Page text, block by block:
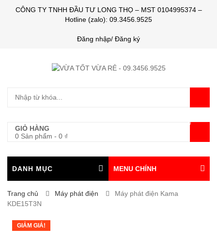
CÔNG TY TNHH ĐẦU TƯ LONG THỌ – MST 0104995374 –
Hotline (zalo): 09.3456.9525
Đăng nhập/ Đăng ký
GIỎ HÀNG
0 Sản phẩm - 0 ₫
0
DANH MỤC MENU CHÍNH
Trang chủ Máy phát điện
Máy phát điện Kama
KDE15T3N
GIẢM GIÁ!